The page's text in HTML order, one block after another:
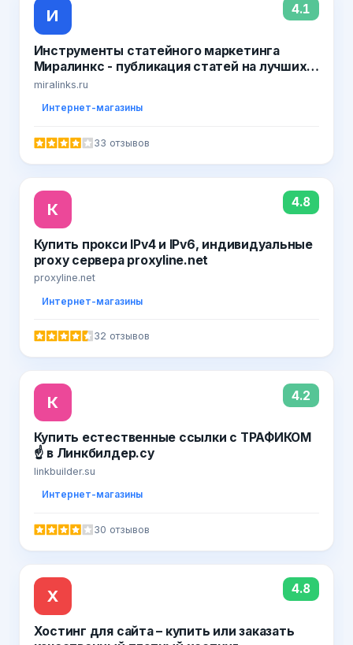
И 4.1
Инструменты статейного маркетинга
Миралинкс - публикация статей на лучших
сайтах Рунета навсегда! Управление
размещение статей на сайтах СМИ,
пресс-релизы.. Официальные отзывы о сай
miralinks.ru
Интернет-магазины
33 отзывов
К 4.8
Купить прокси IPv4 и IPv6, индивидуальные
proxy сервера proxyline.net
proxyline.net
Интернет-магазины
32 отзывов
К 4.2
Купить естественные ссылки с ТРАФИКОМ
☝ в Линкбилдер.су
linkbuilder.su
Интернет-магазины
30 отзывов
Х 4.8
Хостинг для сайта – купить или заказать